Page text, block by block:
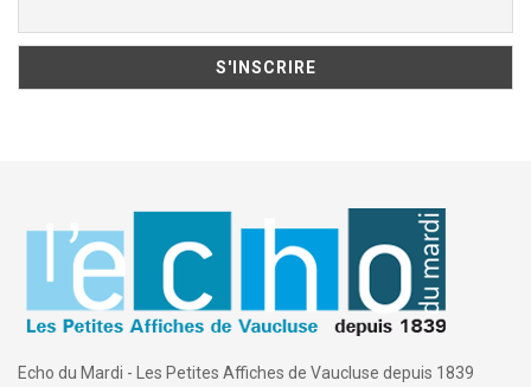
Echo du Mardi - Les Petites Affiches de Vaucluse depuis 1839